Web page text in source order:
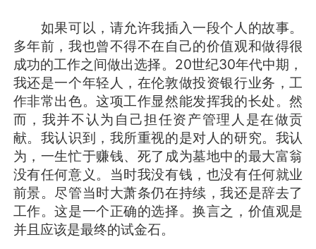
如果可以，请允许我插入一段个人的故事。
多年前，我也曾不得不在自己的价值观和做得很
成功的工作之间做出选择。20世纪30年代中期，
我还是一个年轻人，在伦敦做投资银行业务，工
作非常出色。这项工作显然能发挥我的长处。然
而，我并不认为自己担任资产管理人是在做贡
献。我认识到，我所重视的是对人的研究。我认
为，一生忙于赚钱、死了成为墓地中的最大富翁
没有任何意义。当时我没有钱，也没有任何就业
前景。尽管当时大萧条仍在持续，我还是辞去了
工作。这是一个正确的选择。换言之，价值观是
并且应该是最终的试金石。